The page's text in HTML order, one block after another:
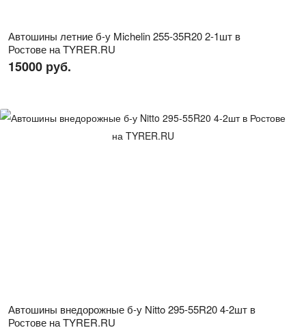
Автошины летние б-у Michelin 255-35R20 2-1шт в
Ростове на TYRER.RU
15000 руб.
Автошины внедорожные б-у Nitto 295-55R20 4-2шт в
Ростове на TYRER.RU